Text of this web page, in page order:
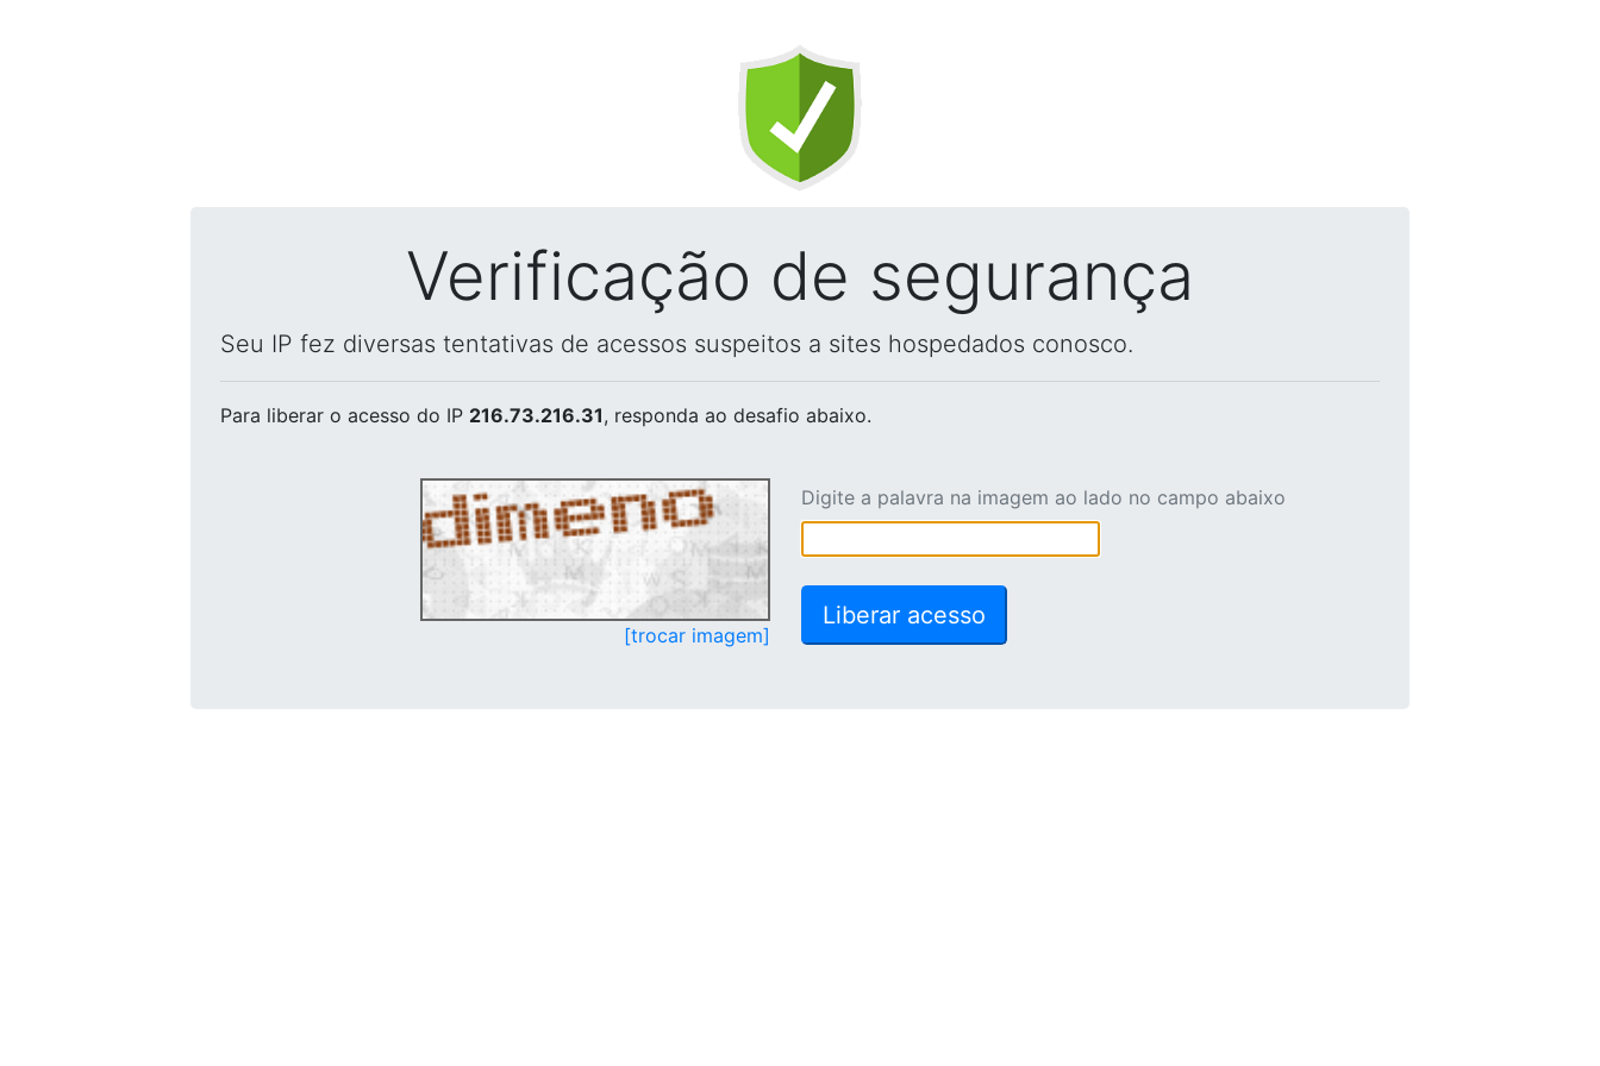
Verificação de segurança
Seu IP fez diversas tentativas de acessos suspeitos a sites hospedados conosco.
Para liberar o acesso do IP 216.73.216.31, responda ao desafio abaixo.
[trocar imagem]
Digite a palavra na imagem ao lado no campo abaixo